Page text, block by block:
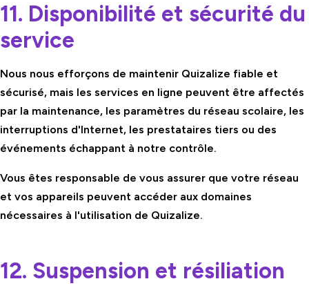
11. Disponibilité et sécurité du
service
Nous nous efforçons de maintenir Quizalize fiable et
sécurisé, mais les services en ligne peuvent être affectés
par la maintenance, les paramètres du réseau scolaire, les
interruptions d'Internet, les prestataires tiers ou des
événements échappant à notre contrôle.
Vous êtes responsable de vous assurer que votre réseau
et vos appareils peuvent accéder aux domaines
nécessaires à l'utilisation de Quizalize.
12. Suspension et résiliation